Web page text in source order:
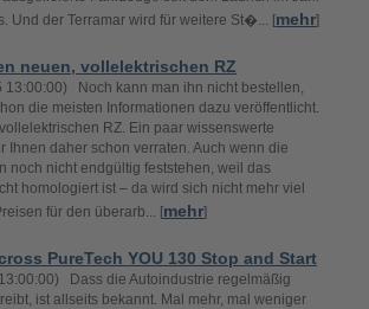
Und der Terramar wird für weitere St�... [mehr]
neuen, vollelektrischen RZ
13:00:00) Noch kann man ihn nicht bestellen,
die meisten Informationen dazu veröffentlicht.
RZ. Ein paar wissenswerte
Ihnen daher schon verraten. Auch wenn die
noch nicht endgültig feststehen, weil das
homologiert ist – da wird sich nicht mehr viel
für den überarb... [mehr]
PureTech YOU 130 Stop and Start
Dass die Autoindustrie regelmäßig
ist allseits bekannt. Mal mehr, mal weniger